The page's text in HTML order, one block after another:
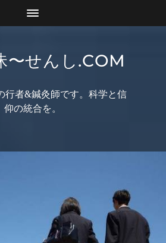
〜せんし.COM
行者&鍼灸師です。科学と信
仰の統合を。